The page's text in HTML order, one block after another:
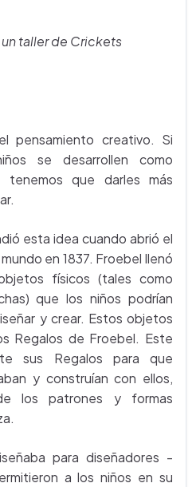
taller de Crickets
pensamiento creativo. Si
se desarrollen como
tenemos que darles más
esta idea cuando abrió el
en 1837. Froebel llenó
físicos (tales como
que los niños podrían
y crear. Estos objetos
Regalos de Froebel. Este
sus Regalos para que
y construían con ellos,
los patrones y formas
para diseñadores -
a los niños en su